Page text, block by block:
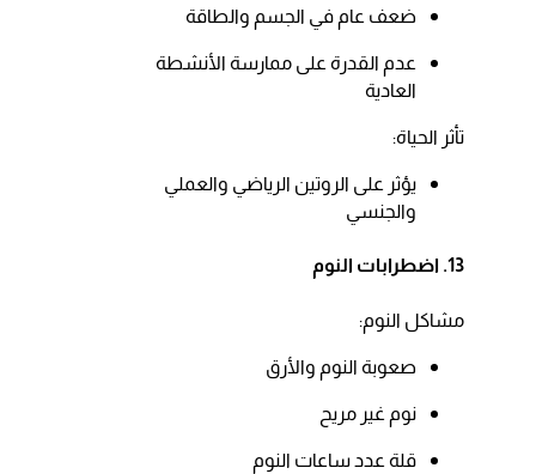
ضعف عام في الجسم والطاقة​
عدم القدرة على ممارسة الأنشطة
العادية​
تأثر الحياة:​
يؤثر على الروتين الرياضي والعملي
والجنسي​
13. اضطرابات النوم
مشاكل النوم:​
صعوبة النوم والأرق​
نوم غير مريح​
قلة عدد ساعات النوم​